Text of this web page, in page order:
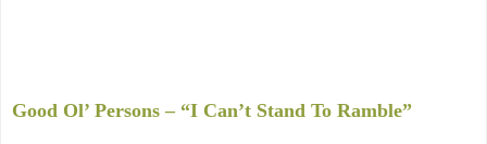
Good Ol’ Persons – “I Can’t Stand To Ramble”